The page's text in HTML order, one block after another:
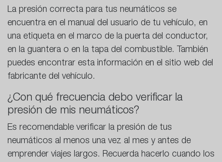
La presión correcta para tus neumáticos se
encuentra en el manual del usuario de tu vehículo, en
una etiqueta en el marco de la puerta del conductor,
en la guantera o en la tapa del combustible. También
puedes encontrar esta información en el sitio web del
fabricante del vehículo.
¿Con qué frecuencia debo verificar la
presión de mis neumáticos?
Es recomendable verificar la presión de tus
neumáticos al menos una vez al mes y antes de
emprender viajes largos. Recuerda hacerlo cuando los